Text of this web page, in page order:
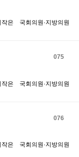
작은 국회의원·지방의원
075
작은 국회의원·지방의원
076
작은 국회의원·지방의원